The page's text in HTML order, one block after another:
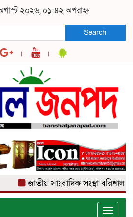
২০২৬, ০১:৪২ অপরাহ্ন
Search
জাতীয় সাংবাদিক সংস্থা বরিশাল
Toggle